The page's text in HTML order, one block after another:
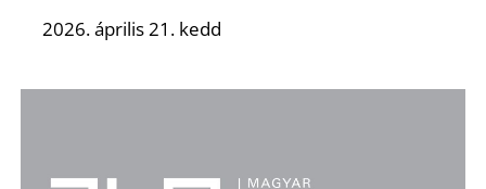
2026. április 21. kedd